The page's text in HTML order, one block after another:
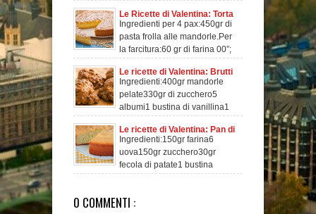
Le Ricette di Valentina: Torta
della nonna ai pinoli
Ingredienti per 4 pax:450gr di
pasta frolla alle mandorle.Per
la farcitura:60 gr di farina 00”;
Le ricette di Valentina: Brutti
ma Buoni
Ingredienti:400gr mandorle
pelate330gr di zucchero5
albumi1 bustina di vanillina1
Le ricette di Valentina: Pan di
Spagna
Ingredienti:150gr farina6
uova150gr zucchero30gr
fecola di patate1 bustina
0 COMMENTI :